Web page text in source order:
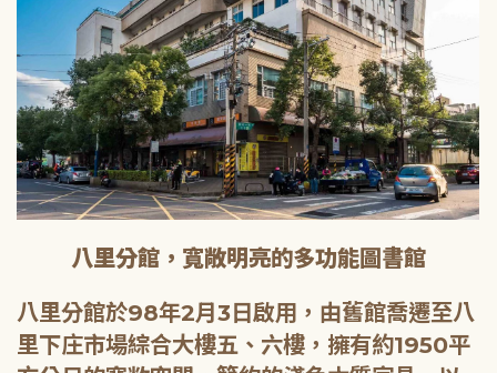
八里分館，寬敞明亮的多功能圖書館
八里分館於98年2月3日啟用，由舊館喬遷至八
里下庄市場綜合大樓五、六樓，擁有約1950平